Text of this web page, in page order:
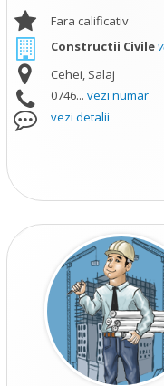
Fara calificativ
Constructii Civile
Cehei, Salaj
0746...vezi numar
vezi detalii